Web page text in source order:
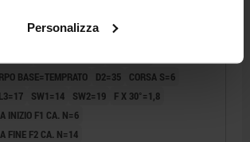
Personalizza
GRIGIO NERASTRO RAL7021,
MATERIALE CORPO BASE=ACCIAIO INOX
BASE=TEMPRATO
D2=35
CORSA S=6
L3=17 SW1=14 SW2=19
F X 30°=1,8
INIZIO F1 CA. N=6
FINE F2 CA. N=14